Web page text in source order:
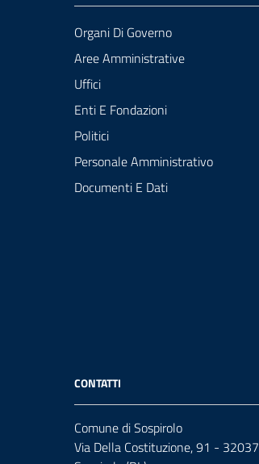
Organi Di Governo
Aree Amministrative
Uffici
Enti E Fondazioni
Politici
Personale Amministrativo
Documenti E Dati
CONTATTI
Comune di Sospirolo
Via Della Costituzione, 91 - 32037